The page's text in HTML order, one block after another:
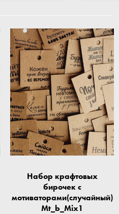
Набор крафтовых
бирочек с
мотиваторами(случайный)
Mt_b_Mix1